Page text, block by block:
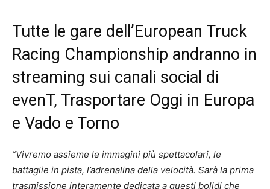
Tutte le gare dell’European Truck
Racing Championship andranno in
streaming sui canali social di
evenT, Trasportare Oggi in Europa
e Vado e Torno
“Vivremo assieme le immagini più spettacolari, le
battaglie in pista, l’adrenalina della velocità. Sarà la prima
trasmissione interamente dedicata a questi bolidi che